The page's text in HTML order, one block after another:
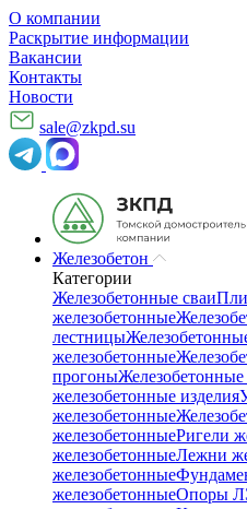
О компании
Раскрытие информации
Вакансии
Контакты
Новости
sale@zkpd.su
Железобетон
Категории
Железобетонные сваи
железобетонные
лестницы
железобетонные
прогоныЖелезобетонные
железобетонные изделия
железобетонные
железобетонныеРигели
железобетонныеЛежни
железобетонные
железобетонныеОпоры